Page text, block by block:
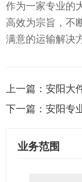
作为一家专业的
高效为宗旨，不
满意的运输解决
上一篇： 安阳大
下一篇： 安阳专
业务范围